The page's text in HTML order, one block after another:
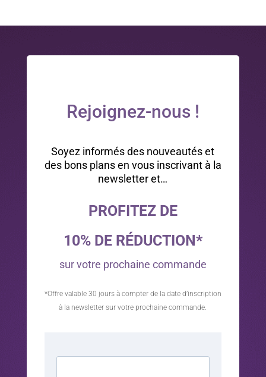
Rejoignez-nous !
Soyez informés des nouveautés et
des bons plans en vous inscrivant à la
newsletter et…
PROFITEZ DE
10% DE RÉDUCTION*
sur votre prochaine commande
*Offre valable 30 jours à compter de la date d’inscription
à la newsletter sur votre prochaine commande.